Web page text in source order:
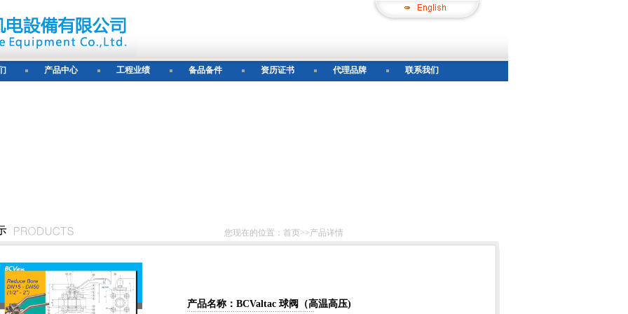
产品中心 工程业绩 备品备件 资历证书 代理品牌 联系我们
您现在的位置：首页>>产品详情
产品名称：BCValtac 球阀（高温高压)